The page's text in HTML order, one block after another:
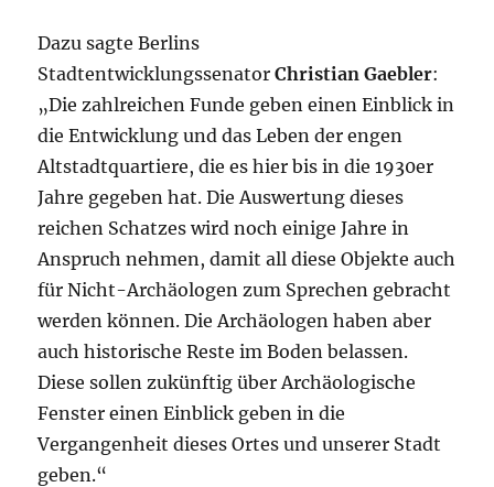
Dazu sagte Berlins
StadtentwicklungssenatorChristian Gaebler:
„Die zahlreichen Funde geben einen Einblick in
die Entwicklung und das Leben der engen
Altstadtquartiere, die es hier bis in die 1930er
Jahre gegeben hat. Die Auswertung dieses
reichen Schatzes wird noch einige Jahre in
Anspruch nehmen, damit all diese Objekte auch
für Nicht-Archäologen zum Sprechen gebracht
werden können. Die Archäologen haben aber
auch historische Reste im Boden belassen.
Diese sollen zukünftig über Archäologische
Fenster einen Einblick geben in die
Vergangenheit dieses Ortes und unserer Stadt
geben.“